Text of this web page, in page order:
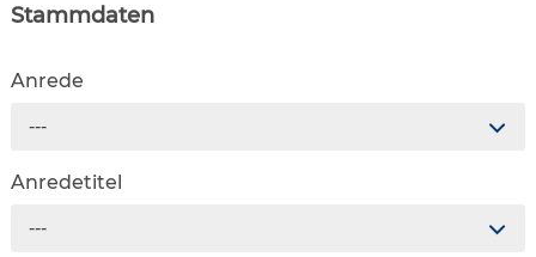
Stammdaten
Anrede
---
Anredetitel
---